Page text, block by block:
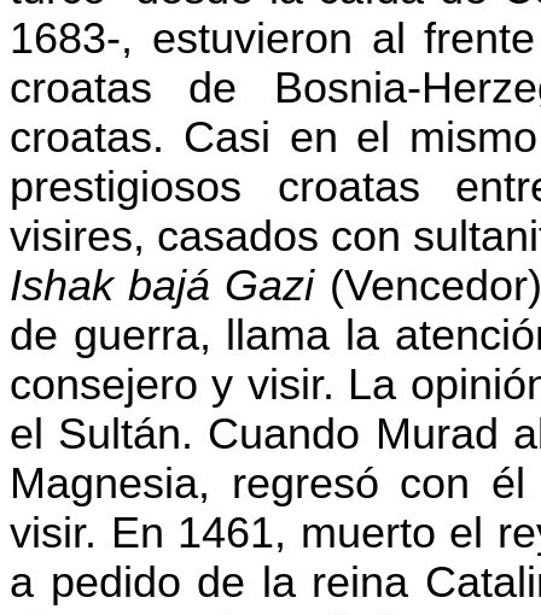
1683-, estuvieron al
croatas de Bosnia-
croatas. Casi en el
prestigiosos croatas
visires, casados con
Ishakbajá Gazi
de guerra, llama la
consejero y visir. La
el Sultán. Cuando Murad
Magnesia, regresó con
visir. En 1461, muerto el
a pedido de la reina